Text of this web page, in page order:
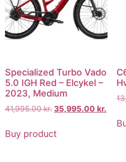
Specialized Turbo Vado
5.0 IGH Red – Elcykel –
2023, Medium
41,995.00kr. 35,995.00 kr.
Buy product